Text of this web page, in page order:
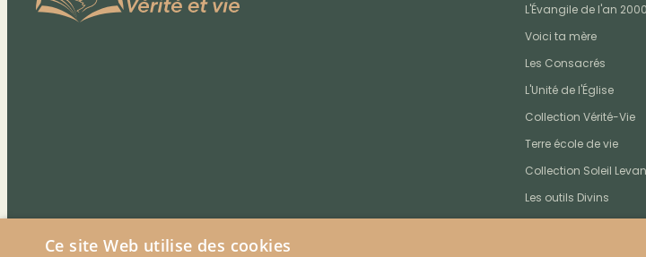
L'Évangile de l'an 2000
Voici ta mère
Les Consacrés
L'Unité de l'Église
Collection Vérité-Vie
Terre école de vie
Collection Soleil
Les outils Divins
Ce site Web utilise des cookies